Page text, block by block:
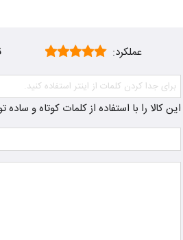
عملکرد:
این کالا را با استفاده از کلمات کوتاه و